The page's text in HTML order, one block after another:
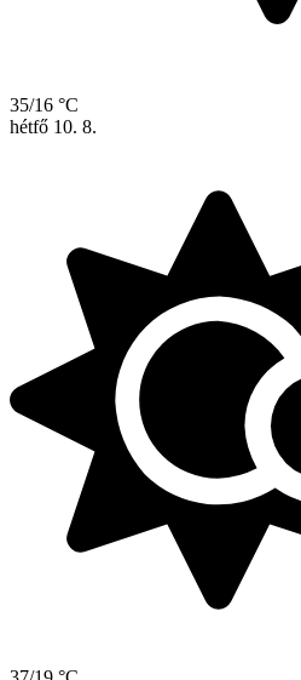
35/16 °C
hétfő 10. 8.